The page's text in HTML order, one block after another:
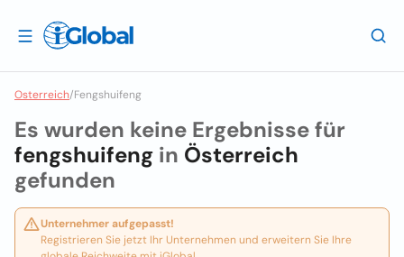
Osterreich/Fengshuifeng
Es wurden keine Ergebnisse für
fengshuifeng in Österreich
gefunden
Unternehmer aufgepasst!
Registrieren Sie jetzt Ihr Unternehmen und erweitern Sie Ihre